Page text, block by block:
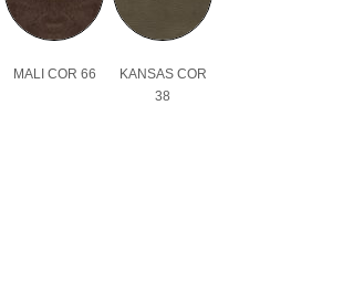
MALI COR 66
KANSAS COR
38